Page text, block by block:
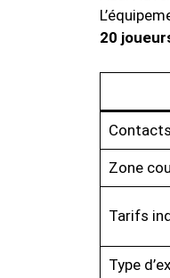
20
Contacts
Zone
Tarifs
Type